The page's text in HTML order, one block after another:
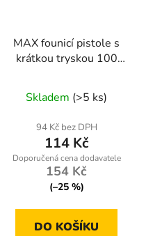
MAX founicí pistole s
krátkou tryskou 100
Skladem (>5 ks)
94 Kč bez DPH
114 Kč
154 Kč
(–25 %)
DO KOŠÍKU